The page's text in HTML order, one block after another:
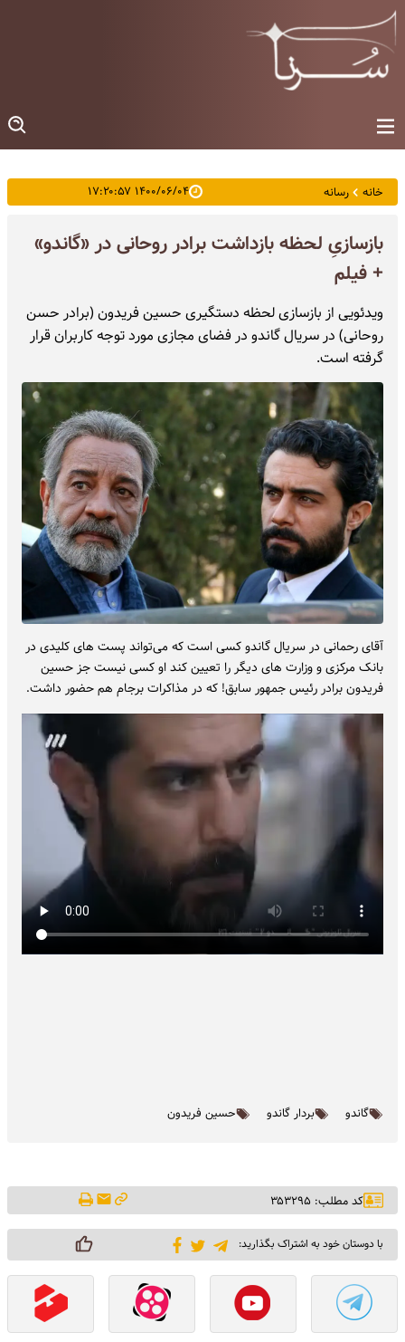
خانه رسانه ۱۴۰۰/۰۶/۰۴ ۱۷:۲۰:۵۷
بازسازیِ لحظه بازداشت برادر روحانی در «گاندو»
+ فیلم
ویدئویی از بازسازی لحظه دستگیری حسین فریدون (برادر حسن
روحانی) در سریال گاندو در فضای مجازی مورد توجه کاربران قرار
گرفته است.
آقای رحمانی در سریال گاندو کسی است که می‌تواند پست های کلیدی در
بانک مرکزی و وزارت های دیگر را تعیین کند او کسی نیست جز حسین
فریدون برادر رئیس جمهور سابق! که در مذاکرات برجام هم حضور داشت.
گاندو بردار گاندو حسین فریدون
کد مطلب: ۳۵۳۲۹۵
با دوستان خود به اشتراک بگذارید: